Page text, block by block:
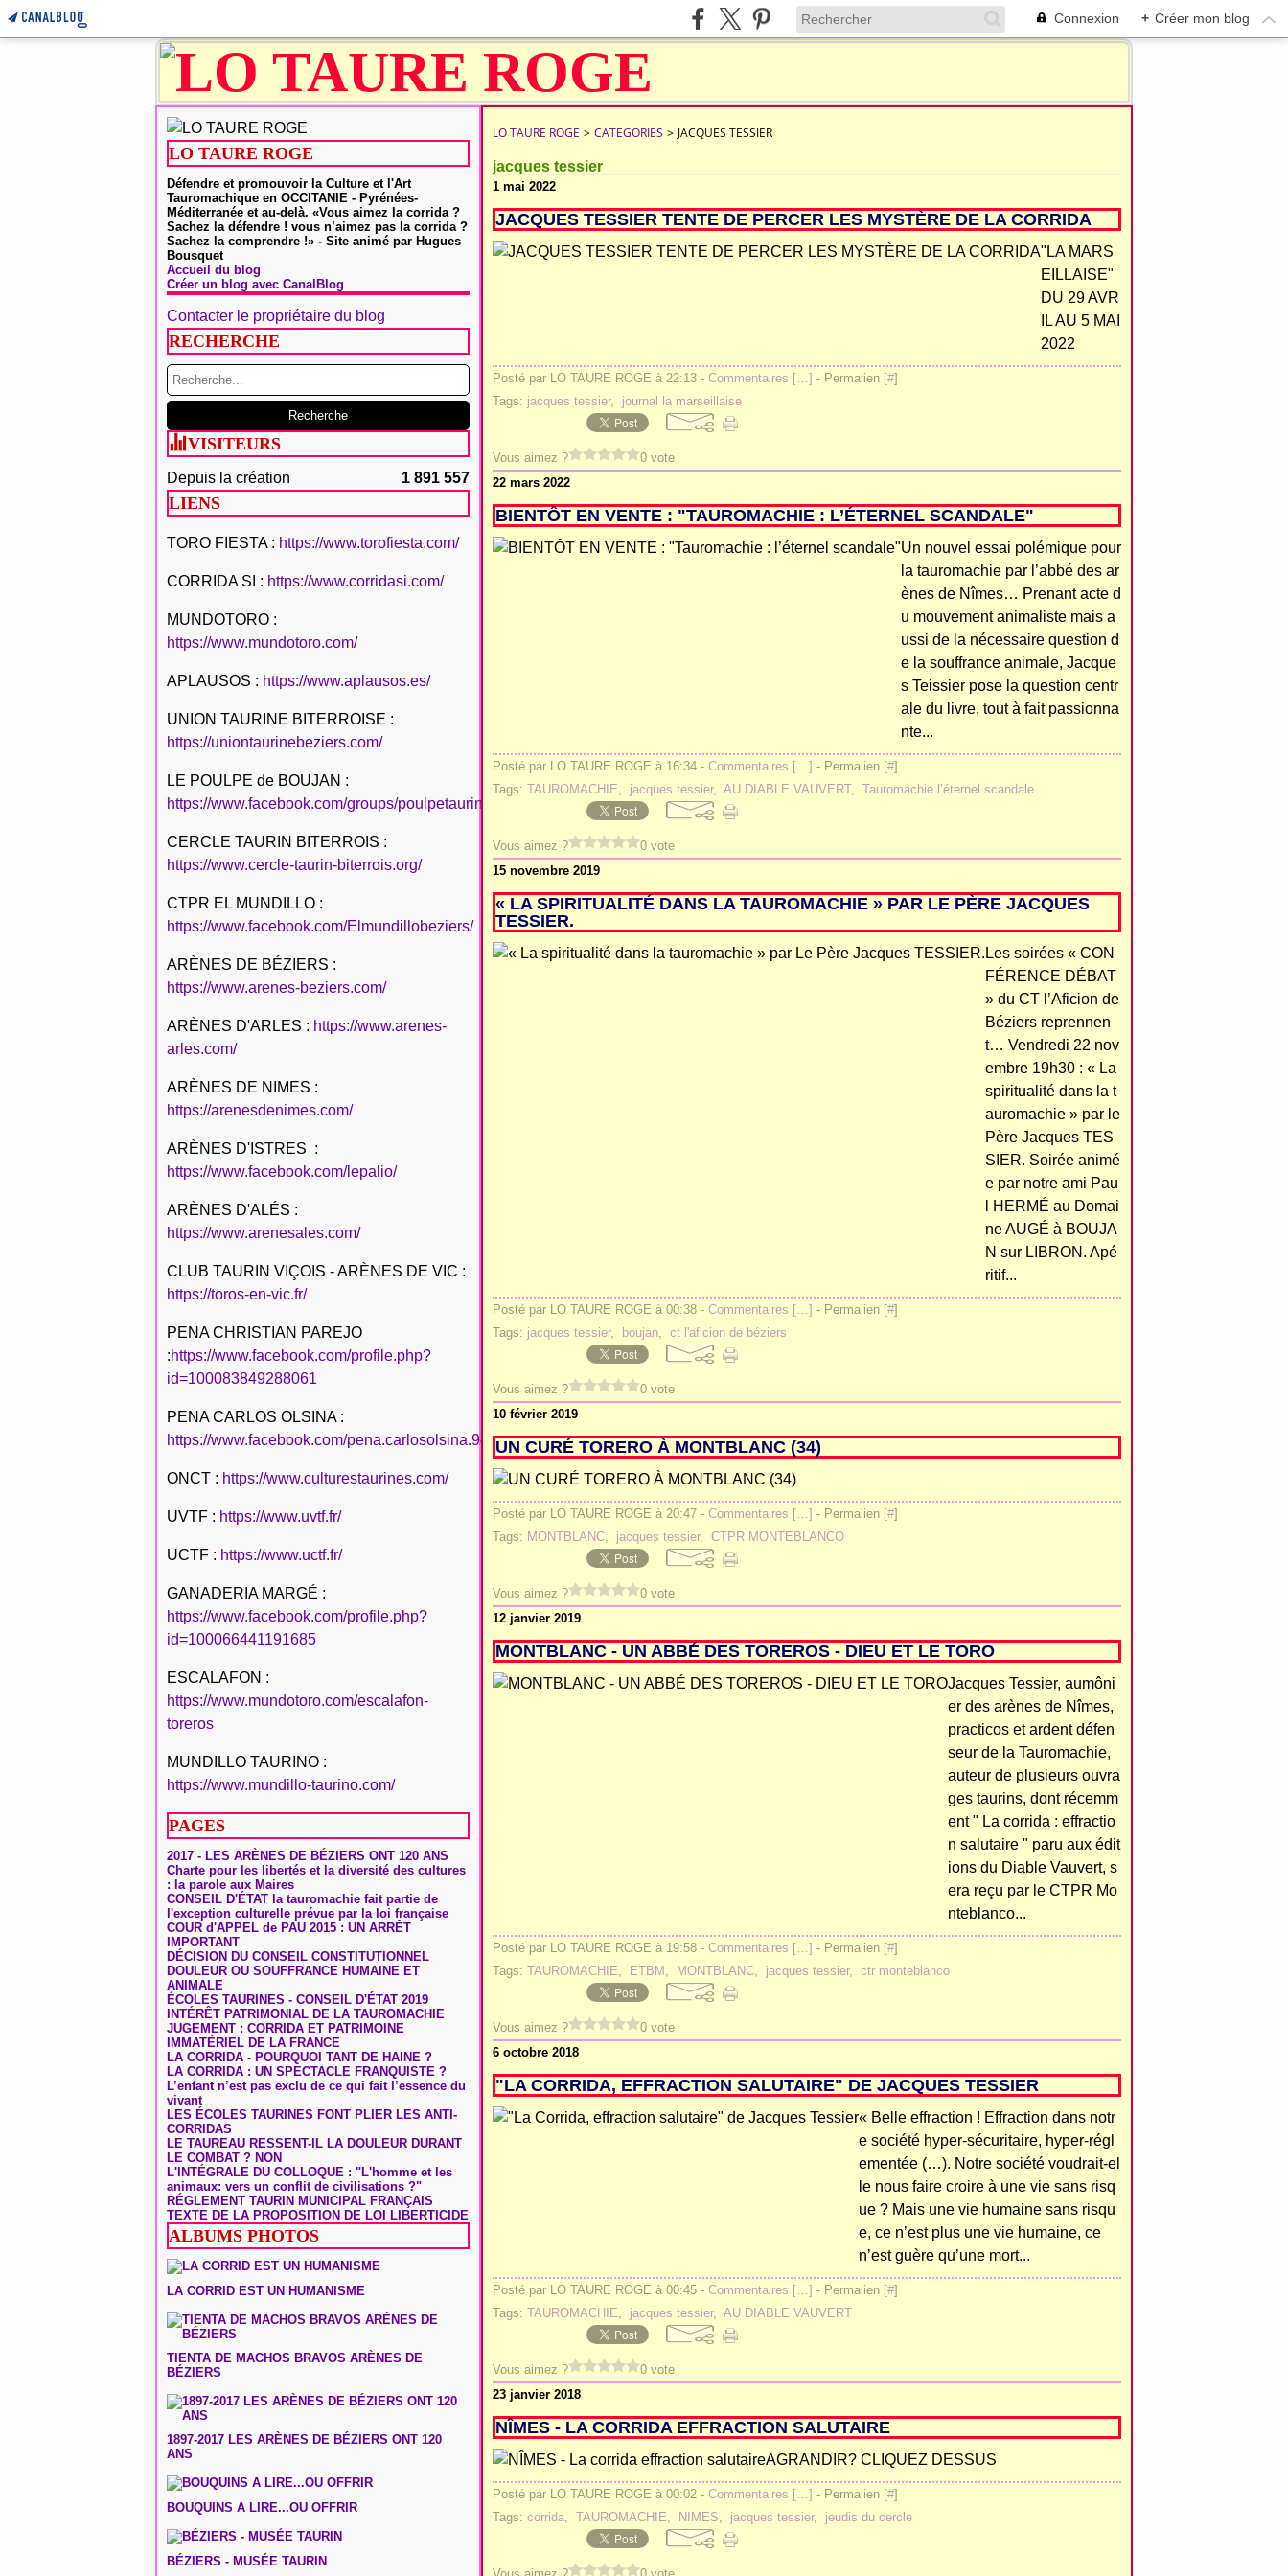
Connexion + Créer mon blog
LO TAURE ROGE
Défendre et promouvoir la Culture et l'Art
Tauromachique en OCCITANIE - Pyrénées-
Méditerranée et au-delà. «Vous aimez la corrida ?
Sachez la défendre ! vous n’aimez pas la corrida ?
Sachez la comprendre !» - Site animé par Hugues
Bousquet
Accueil du blog
Créer un blog avec CanalBlog
Contacter le propriétaire du blog
RECHERCHE
VISITEURS
Depuis la création 1 891 557
LIENS
TORO FIESTA : https://www.torofiesta.com/
CORRIDA SI : https://www.corridasi.com/
MUNDOTORO :
https://www.mundotoro.com/
APLAUSOS : https://www.aplausos.es/
UNION TAURINE BITERROISE :
https://uniontaurinebeziers.com/
LE POULPE de BOUJAN :
https://www.facebook.com/groups/poulpetaurinboujan/
CERCLE TAURIN BITERROIS :
https://www.cercle-taurin-biterrois.org/
CTPR EL MUNDILLO :
https://www.facebook.com/Elmundillobeziers/
ARÈNES DE BÉZIERS :
https://www.arenes-beziers.com/
ARÈNES D'ARLES : https://www.arenes-
arles.com/
ARÈNES DE NIMES :
https://arenesdenimes.com/
ARÈNES D'ISTRES :
https://www.facebook.com/lepalio/
ARÈNES D'ALÉS :
https://www.arenesales.com/
CLUB TAURIN VIÇOIS - ARÈNES DE VIC :
https://toros-en-vic.fr/
PENA CHRISTIAN PAREJO
:https://www.facebook.com/profile.php?
id=100083849288061
PENA CARLOS OLSINA :
https://www.facebook.com/pena.carlosolsina.94
ONCT : https://www.culturestaurines.com/
UVTF : https://www.uvtf.fr/
UCTF : https://www.uctf.fr/
GANADERIA MARGÉ :
https://www.facebook.com/profile.php?
id=100066441191685
ESCALAFON :
https://www.mundotoro.com/escalafon-
toreros
MUNDILLO TAURINO :
https://www.mundillo-taurino.com/
PAGES
2017 - LES ARÈNES DE BÉZIERS ONT 120 ANS
Charte pour les libertés et la diversité des cultures
: la parole aux Maires
CONSEIL D'ÉTAT la tauromachie fait partie de
l'exception culturelle prévue par la loi française
COUR d'APPEL de PAU 2015 : UN ARRÊT
IMPORTANT
DÉCISION DU CONSEIL CONSTITUTIONNEL
DOULEUR OU SOUFFRANCE HUMAINE ET
ANIMALE
ÉCOLES TAURINES - CONSEIL D'ÉTAT 2019
INTÉRÊT PATRIMONIAL DE LA TAUROMACHIE
JUGEMENT : CORRIDA ET PATRIMOINE
IMMATÉRIEL DE LA FRANCE
LA CORRIDA - POURQUOI TANT DE HAINE ?
LA CORRIDA : UN SPECTACLE FRANQUISTE ?
L’enfant n’est pas exclu de ce qui fait l’essence du
vivant
LES ÉCOLES TAURINES FONT PLIER LES ANTI-
CORRIDAS
LE TAUREAU RESSENT-IL LA DOULEUR DURANT
LE COMBAT ? NON
L'INTÉGRALE DU COLLOQUE : "L'homme et les
animaux: vers un conflit de civilisations ?"
RÉGLEMENT TAURIN MUNICIPAL FRANÇAIS
TEXTE DE LA PROPOSITION DE LOI LIBERTICIDE
ALBUMS PHOTOS
LA CORRID EST UN HUMANISME
TIENTA DE MACHOS BRAVOS ARÈNES DE
BÉZIERS
1897-2017 LES ARÈNES DE BÉZIERS ONT 120
ANS
BOUQUINS A LIRE...OU OFFRIR
BÉZIERS - MUSÉE TAURIN
LO TAURE ROGE > CATEGORIES > JACQUES TESSIER
jacques tessier
1 mai 2022
JACQUES TESSIER TENTE DE PERCER LES MYSTÈRE DE LA CORRIDA
"LA MARS
EILLAISE"
DU 29 AVR
IL AU 5 MAI
2022
Posté par LO TAURE ROGE à 22:13 - Commentaires […] - Permalien [#]
Tags: jacques tessier, journal la marseillaise
Vous aimez ?
0 vote
22 mars 2022
BIENTÔT EN VENTE : "TAUROMACHIE : L’ÉTERNEL SCANDALE"
Un nouvel essai polémique pour
la tauromachie par l’abbé des ar
ènes de Nîmes… Prenant acte d
u mouvement animaliste mais a
ussi de la nécessaire question d
e la souffrance animale, Jacque
s Teissier pose la question centr
ale du livre, tout à fait passionna
nte...
Posté par LO TAURE ROGE à 16:34 - Commentaires […] - Permalien [#]
Tags: TAUROMACHIE, jacques tessier, AU DIABLE VAUVERT, Tauromachie l’éternel scandale
Vous aimez ?
0 vote
15 novembre 2019
« LA SPIRITUALITÉ DANS LA TAUROMACHIE » PAR LE PÈRE JACQUES
TESSIER.
Les soirées « CON
FÉRENCE DÉBAT
» du CT l’Aficion de
Béziers reprennen
t… Vendredi 22 nov
embre 19h30 : « La
spiritualité dans la t
auromachie » par le
Père Jacques TES
SIER. Soirée animé
e par notre ami Pau
l HERMÉ au Domai
ne AUGÉ à BOUJA
N sur LIBRON. Apé
ritif...
Posté par LO TAURE ROGE à 00:38 - Commentaires […] - Permalien [#]
Tags: jacques tessier, boujan, ct l'aficion de béziers
Vous aimez ?
0 vote
10 février 2019
UN CURÉ TORERO À MONTBLANC (34)
Posté par LO TAURE ROGE à 20:47 - Commentaires […] - Permalien [#]
Tags: MONTBLANC, jacques tessier, CTPR MONTEBLANCO
Vous aimez ?
0 vote
12 janvier 2019
MONTBLANC - UN ABBÉ DES TOREROS - DIEU ET LE TORO
Jacques Tessier, aumôni
er des arènes de Nîmes,
practicos et ardent défen
seur de la Tauromachie,
auteur de plusieurs ouvra
ges taurins, dont récemm
ent " La corrida : effractio
n salutaire " paru aux édit
ions du Diable Vauvert, s
era reçu par le CTPR Mo
nteblanco...
Posté par LO TAURE ROGE à 19:58 - Commentaires […] - Permalien [#]
Tags: TAUROMACHIE, ETBM , MONTBLANC, jacques tessier, ctr monteblanco
Vous aimez ?
0 vote
6 octobre 2018
"LA CORRIDA, EFFRACTION SALUTAIRE" DE JACQUES TESSIER
« Belle effraction ! Effraction dans notr
e société hyper-sécuritaire, hyper-régl
ementée (…). Notre société voudrait-el
le nous faire croire à une vie sans risq
ue ? Mais une vie humaine sans risqu
e, ce n’est plus une vie humaine, ce
n’est guère qu’une mort...
Posté par LO TAURE ROGE à 00:45 - Commentaires […] - Permalien [#]
Tags: TAUROMACHIE, jacques tessier, AU DIABLE VAUVERT
Vous aimez ?
0 vote
23 janvier 2018
NÎMES - LA CORRIDA EFFRACTION SALUTAIRE
AGRANDIR? CLIQUEZ DESSUS
Posté par LO TAURE ROGE à 00:02 - Commentaires […] - Permalien [#]
Tags: corrida, TAUROMACHIE, NIMES, jacques tessier, jeudis du cercle